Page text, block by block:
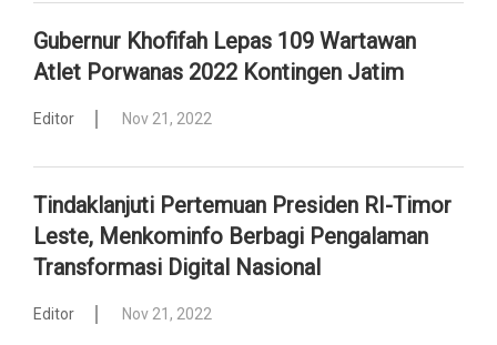
Gubernur Khofifah Lepas 109 Wartawan
Atlet Porwanas 2022 Kontingen Jatim
Editor Nov 21, 2022
Tindaklanjuti Pertemuan Presiden RI-Timor
Leste, Menkominfo Berbagi Pengalaman
Transformasi Digital Nasional
Editor Nov 21, 2022